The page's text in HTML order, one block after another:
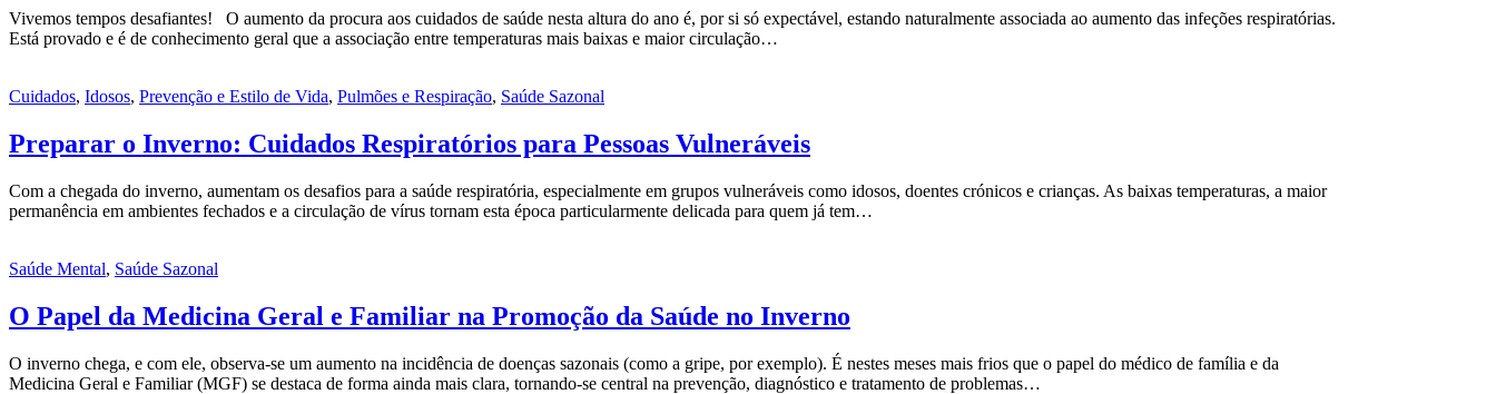
Vivemos tempos desafiantes! O aumento da procura aos cuidados de saúde nesta altura do ano é, por si só expectável, estando naturalmente associada ao aumento das infeções respiratórias.
Está provado e é de conhecimento geral que a associação entre temperaturas mais baixas e maior circulação…
Cuidados, Idosos, Prevenção e Estilo de Vida, Pulmões e Respiração, Saúde Sazonal
Preparar o Inverno: Cuidados Respiratórios para Pessoas Vulneráveis
Com a chegada do inverno, aumentam os desafios para a saúde respiratória, especialmente em grupos vulneráveis como idosos, doentes crónicos e crianças. As baixas temperaturas, a maior
permanência em ambientes fechados e a circulação de vírus tornam esta época particularmente delicada para quem já tem…
Saúde Mental, Saúde Sazonal
O Papel da Medicina Geral e Familiar na Promoção da Saúde no Inverno
O inverno chega, e com ele, observa-se um aumento na incidência de doenças sazonais (como a gripe, por exemplo). É nestes meses mais frios que o papel do médico de família e da
Medicina Geral e Familiar (MGF) se destaca de forma ainda mais clara, tornando-se central na prevenção, diagnóstico e tratamento de problemas…